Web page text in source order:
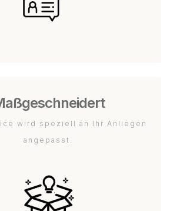
wird speziell an Ihr Anliegen
angepasst.